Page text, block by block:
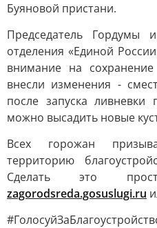
Буяновой пристани.
Председатель Гордумы
отделения «Единой
внимание на
внесли изменения -
после запуска ливневки
можно высадить новые
Всех горожан
территорию
Сделать это
zagorodsreda.gosuslugi.ru